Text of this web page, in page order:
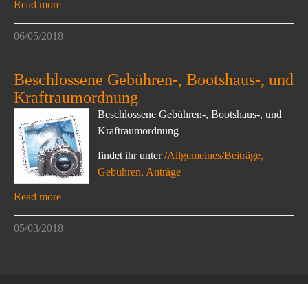
Read more
06/05/2018
Beschlossene Gebühren-, Bootshaus-, und
Kraftraumordnung
Beschlossene Gebühren-, Bootshaus-, und
Kraftraumordnung
findet ihr unter/Allgemeines/Beiträge,
Gebühren, Anträge
Read more
05/03/2018